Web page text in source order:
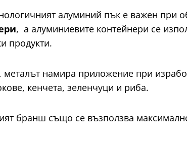
алуминий пък е важен при
, а алуминиевите контейнери се
продукти.
металът намира приложение при
кенчета, зеленчуци и риба.
бранш също се възползва